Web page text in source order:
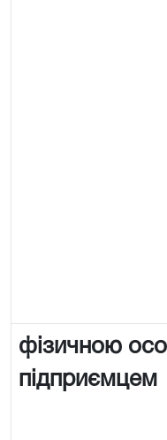
фізичною
підприємцем